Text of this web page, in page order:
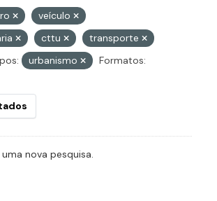
veículo
cttu
transporte
urbanismo
Formatos:
nova pesquisa.